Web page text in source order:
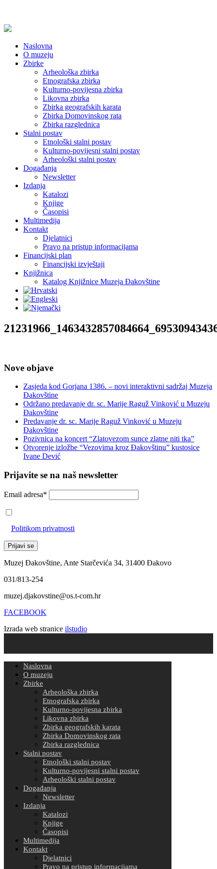
Naslovna
O muzeju
Zbirke
Arheološka zbirka
Etnografska zbirka
Kulturno-povijesna zbirka
Likovna zbirka
Zbirka geografskih karata
Zbirka Domovinskog rata
Zbirka razglednica
Stalni postav
Etnološki stalni postav
Kulturno-povijesni stalni postav
Arheološki stalni postav
Događanja
Newsletter
Izdanja
Katalozi
Knjige
Časopisi
Multimedija
Kontakt
Djelatnici
Pravo na pristup informacijama
Financijski plan
Financijski izvještaji
Knjižnica
Katalog Knjižnice Muzeja Đakovštine
Nove objave
Zasjeda kod Gorjana 1386. – novi interaktivni sadržaj Muzeja
Đakovštine
Održano predavanje dr. sc. Marije Raguž Vinković u Muzeju
Đakovštine
Predavanje dr. sc. Marije Raguž Vinković u Muzeju
Đakovštine
Pozivnica na koncert “Zlatovezom sunce zlatne niti tka”
Otvorenje izložbe “Vezovima kroz Đakovštinu” kustosice
Ivane Dević
Prijavite se na naš newsletter
Email adresa*
Politikom privatnosti
Muzej Đakovštine, Ante Starčevića 34, 31400 Đakovo
031/813-254
muzej.djakovstine@os.t-com.hr
FACEBOOK
Izrada web stranice ilstudio
Naslovna
O muzeju
Zbirke
Arheološka zbirka
Etnografska zbirka
Kulturno-povijesna zbirka
Likovna zbirka
Zbirka geografskih karata
Zbirka Domovinskog rata
Zbirka razglednica
Stalni postav
Etnološki stalni postav
Kulturno-povijesni stalni postav
Arheološki stalni postav
Događanja
Newsletter
Izdanja
Katalozi
Knjige
Časopisi
Multimedija
Kontakt
Djelatnici
Pravo na pristup informacijama